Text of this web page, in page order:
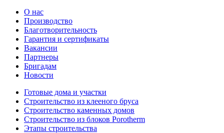
О нас
Производство
Благотворительность
Гарантия и сертификаты
Вакансии
Партнеры
Бригадам
Новости
Готовые дома и участки
Строительство из клееного бруса
Строительство каменных домов
Строительство из блоков Porotherm
Этапы строительства